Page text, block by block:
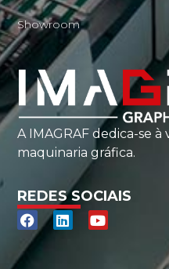
A IMAGRAF dedica-se
maquinaria gráfica.
REDES SOCIAIS
Showroom